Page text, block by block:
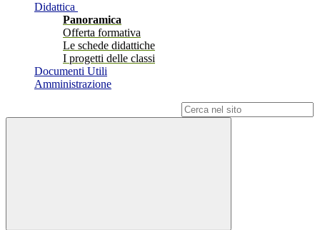
Didattica
Panoramica
Offerta formativa
Le schede didattiche
I progetti delle classi
Documenti Utili
Amministrazione